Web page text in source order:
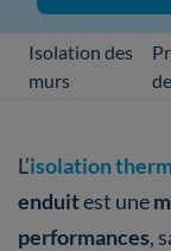
Isolation des
murs
L’isolation
enduitest une
performances,